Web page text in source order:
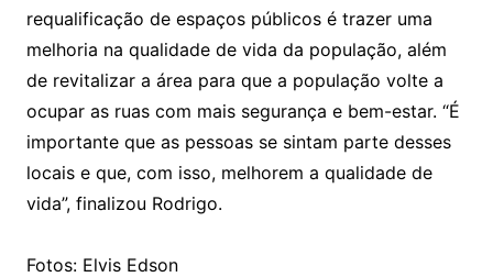
requalificação de espaços públicos é trazer uma
melhoria na qualidade de vida da população, além
de revitalizar a área para que a população volte a
ocupar as ruas com mais segurança e bem-estar. “É
importante que as pessoas se sintam parte desses
locais e que, com isso, melhorem a qualidade de
vida”, finalizou Rodrigo.
Fotos: Elvis Edson